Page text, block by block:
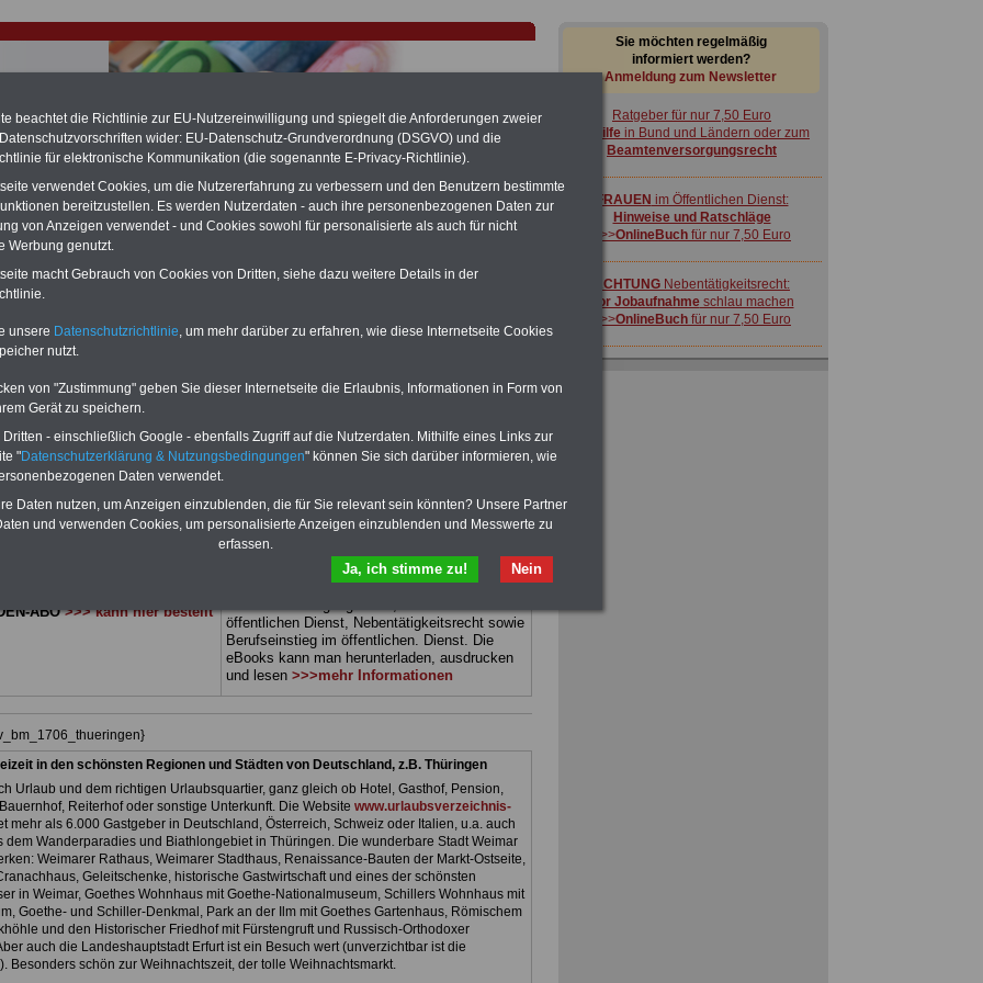
für Beamte & Ruhestandsbeamte (zu geringe Alimentation)
hat die Landesbesoldung von Berlin für die Jahre 2008 bis
erklärt (Berlin muss bisMärz 2027 eine Neuregelung der
die zun hohen Nachzahlungen führen wird). Auch beim Bund
wird es hohe Nachzahlungen geben (Medienberichten
alle (!) Beamte zwischen mind. 3.000 und 13.000 Euro
,rechnen. Der INFO-
hierzu eine Broschüre heraus, die unmittelbar nach dem Beschluss des
der Bundesregierung vorgelegt wird (im II. Quartal.2026 >>>
Beamte und den öffentlichen Dienst in Thüringen: Thesen für
Schule
mit drei Ratgebern für nur
für Beamtinnen
sowie Beihilferecht in Bund und
drei Ratgeber sind übersichtlich
ABO>>> kann hier bestellt
PDF-SERVICE: 10 Bücher bzw. eBooks zu
wichtigen Themen für Beamte und dem Öff.
können Sie zehn Bücher als eBook
herunterladen, auch für Beamtinnen und
Beamte sowie Tarifbeschäftigte vom
Thüringen
geeignet: Themen der Bücher sind:
Rund ums Geld im öffentlichen Dienst,
Beamtenrecht, Besoldung, Beihilferecht,
öffentlichen Dienst, Nebentätigkeitsrecht sowie
Berufseinstieg im öffentlichen. Dienst. Die
eBooks kann man herunterladen, ausdrucken
und lesen >>>mehr Informationen
in den schönsten Regionen und Städten von Deutschland, z.B. Thüringen
Urlaub und dem richtigen Urlaubsquartier, ganz gleich ob Hotel, Gasthof, Pension,
Reiterhof oder sonstige Unterkunft. Die Website www.urlaubsverzeichnis-
mehr als 6.000 Gastgeber in Deutschland, Österreich, Schweiz oder Italien, u.a. auch
dem Wanderparadies und Biathlongebiet in Thüringen. Die wunderbare Stadt Weimar
Weimarer Rathaus, Weimarer Stadthaus, Renaissance-Bauten der Markt-Ostseite,
Geleitschenke, historische Gastwirtschaft und eines der schönsten
in Weimar, Goethes Wohnhaus mit Goethe-Nationalmuseum, Schillers Wohnhaus mit
Goethe- und Schiller-Denkmal, Park an der Ilm mit Goethes Gartenhaus, Römischem
und den Historischer Friedhof mit Fürstengruft und Russisch-Orthodoxer
auch die Landeshauptstadt Erfurt ist ein Besuch wert (unverzichtbar ist die
Besonders schön zur Weihnachtszeit, der tolle Weihnachtsmarkt.
Sie möchten regelmäßig
informiert werden?
Anmeldung zum Newsletter
Ratgeber für nur 7,50 Euro
Beihilfe in Bund und Ländern oder zum
Beamtenversorgungsrecht
FRAUEN im Öffentlichen Dienst:
Hinweise und Ratschläge
>>>OnlineBuch für nur 7,50 Euro
ACHTUNG Nebentätigkeitsrecht:
vor Jobaufnahmeschlau machen
>>>OnlineBuch für nur 7,50 Euro
beachtet die Richtlinie zur EU-Nutzereinwilligung und spiegelt die Anforderungen zweier
wider: EU-Datenschutz-Grundverordnung (DSGVO) und die
für elektronische Kommunikation (die sogenannte E-Privacy-Richtlinie).
verwendet Cookies, um die Nutzererfahrung zu verbessern und den Benutzern bestimmte
bereitzustellen. Es werden Nutzerdaten - auch ihre personenbezogenen Daten zur
von Anzeigen verwendet - und Cookies sowohl für personalisierte als auch für nicht
Werbung genutzt.
macht Gebrauch von Cookies von Dritten, siehe dazu weitere Details in der
unsere Datenschutzrichtlinie , um mehr darüber zu erfahren, wie diese Internetseite Cookies
nutzt.
von "Zustimmung" geben Sie dieser Internetseite die Erlaubnis, Informationen in Form von
Gerät zu speichern.
- einschließlich Google - ebenfalls Zugriff auf die Nutzerdaten. Mithilfe eines Links zur
"Datenschutzerklärung & Nutzungsbedingungen" können Sie sich darüber informieren, wie
Daten verwendet.
Daten nutzen, um Anzeigen einzublenden, die für Sie relevant sein könnten? Unsere Partner
und verwenden Cookies, um personalisierte Anzeigen einzublenden und Messwerte zu
erfassen.
Nein
Ja, ich stimme zu!